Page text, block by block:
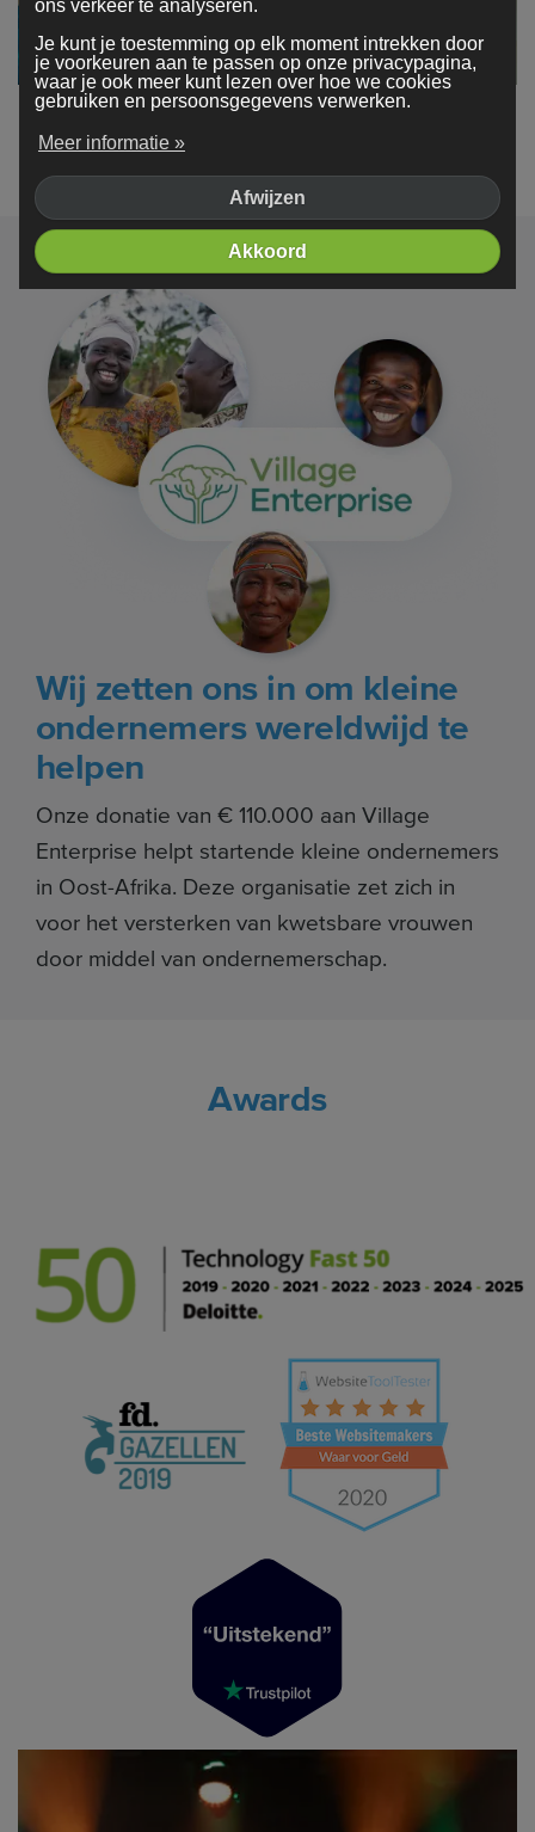
Ons team is in 2026 gegroeid naar meer dan 50 mensen
Wij zetten ons in om kleine
ondernemers wereldwijd te
helpen
Onze donatie van € 110.000 aan Village
Enterprise helpt startende kleine ondernemers
in Oost-Afrika. Deze organisatie zet zich in
voor het versterken van kwetsbare vrouwen
door middel van ondernemerschap.
Awards
ons verkeer te analyseren.
Je kunt je toestemming op elk moment intrekken door
je voorkeuren aan te passen op onze privacypagina,
waar je ook meer kunt lezen over hoe we cookies
gebruiken en persoonsgegevens verwerken.
Meer informatie »
Afwijzen
Akkoord